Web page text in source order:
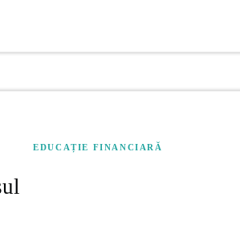
EDUCAȚIE FINANCIARĂ